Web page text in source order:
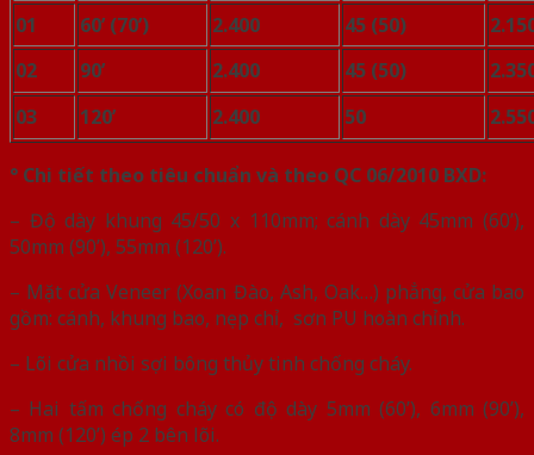
01
60’ (70’) 2.400 45 (50)
02
90’ 2.400 45 (50)
03
120’ 2.400 50
° Chi tiết theo tiêu chuẩn và theo QC 06/2010 BXD:
– Độ dày khung 45/50 x 110mm; cánh dày 45mm (60’),
50mm (90’), 55mm (120’).
– Mặt cửa Veneer (Xoan Đào, Ash, Oak…) phẳng, cửa bao
gồm: cánh, khung bao, nẹp chỉ, sơn PU hoàn chỉnh.
– Lõi cửa nhồi sợi bông thủy tinh chống cháy.
– Hai tấm chống cháy có độ dày 5mm (60’), 6mm (90’),
8mm (120’) ép 2 bên lõi.